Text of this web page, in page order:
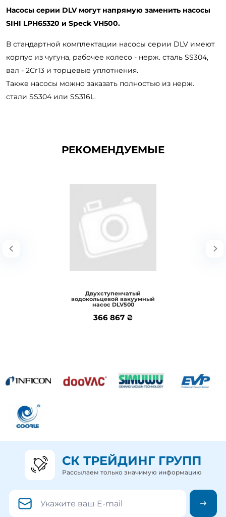
Насосы серии DLV могут напрямую заменить насосы
SIHI LPH65320 и Speck VH500.
В стандартной комплектации насосы серии DLV имеют
корпус из чугуна, рабочее колесо - нерж. сталь SS304,
вал - 2Cr13 и торцевые уплотнения.
Также насосы можно заказать полностью из нерж.
стали SS304 или SS316L.
РЕКОМЕНДУЕМЫЕ
Двухступенчатый
водокольцевой вакуумный
насос DLV500
366 867 ₴
Двухступенчатый
Двухступенчатый водокольцевой вакуумный насос серии DLV (водокольцевой
Подробнее
366 867 ₴
СК ТРЕЙДИНГ ГРУПП
Рассылаем только значимую информацию